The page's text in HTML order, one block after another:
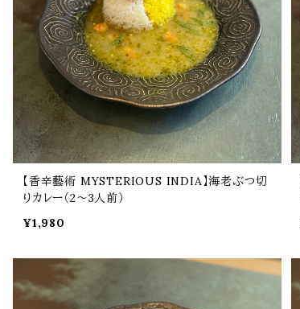
【香辛藝術 MYSTERIOUS INDIA】海老ぶつ切
りカレー（2～3人前）
¥1,980